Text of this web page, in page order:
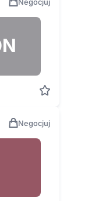
Negocjuj
Negocjuj